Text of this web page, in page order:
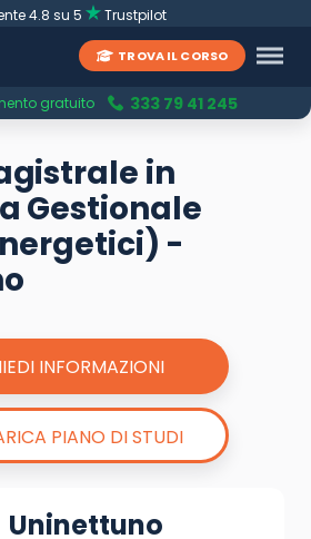
4.8 su 5 Trustpilot
TROVA IL CORSO
gratuito 333 79 41 245
in
Gestionale
-
INFORMAZIONI
PIANO DI STUDI
Uninettuno